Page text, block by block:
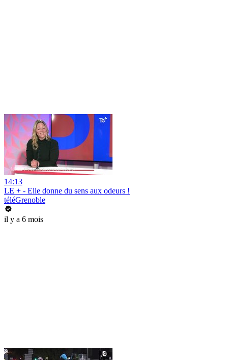
14:13
LE + - Elle donne du sens aux odeurs !
téléGrenoble
il y a 6 mois